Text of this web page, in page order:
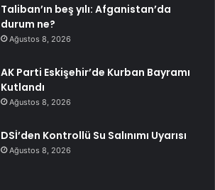
Taliban’ın beş yılı: Afganistan’da
durum ne?
Ağustos 8, 2026
AK Parti Eskişehir’de Kurban Bayramı
Kutlandı
Ağustos 8, 2026
DSİ’den Kontrollü Su Salınımı Uyarısı
Ağustos 8, 2026